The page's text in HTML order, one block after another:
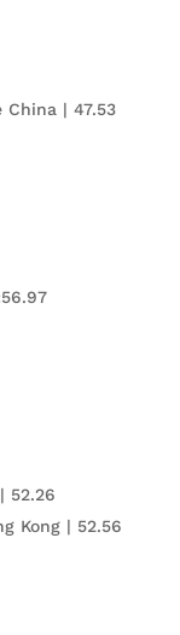
China | 47.53
52.26
Kong | 52.56